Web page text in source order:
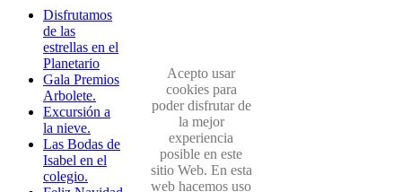
Disfrutamos
de las
estrellas en el
Planetario
Gala Premios
Arbolete.
Excursión a
la nieve.
Las Bodas de
Isabel en el
colegio.
Acepto usar
cookies para
poder disfrutar de
la mejor
experiencia
posible en este
sitio Web. En esta
web hacemos uso